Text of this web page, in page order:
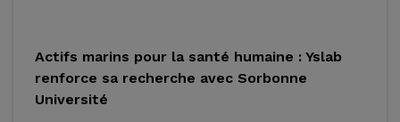
Actifs marins pour la santé humaine : Yslab
renforce sa recherche avec Sorbonne
Université